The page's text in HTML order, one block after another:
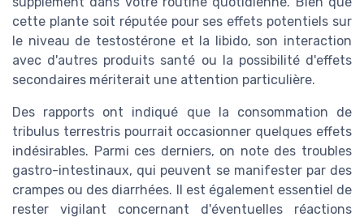
cette plante soit réputée pour ses effets potentiels sur
le niveau de testostérone et la libido, son interaction
avec d'autres produits santé ou la possibilité d'effets
secondaires mériterait une attention particulière.
Des rapports ont indiqué que la consommation de
tribulus terrestris pourrait occasionner quelques effets
indésirables. Parmi ces derniers, on note des troubles
gastro-intestinaux, qui peuvent se manifester par des
crampes ou des diarrhées. Il est également essentiel de
rester vigilant concernant d'éventuelles réactions